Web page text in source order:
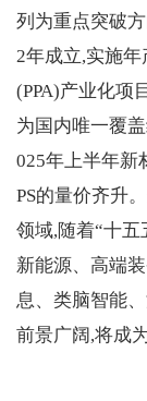
列为重点突破
2年成立,实施年
(PPA)产业化项
为国内唯一覆
025年上半年新
PS的量价齐升
领域,随着“十五
新能源、高端
息、类脑智能
前景广阔,将成